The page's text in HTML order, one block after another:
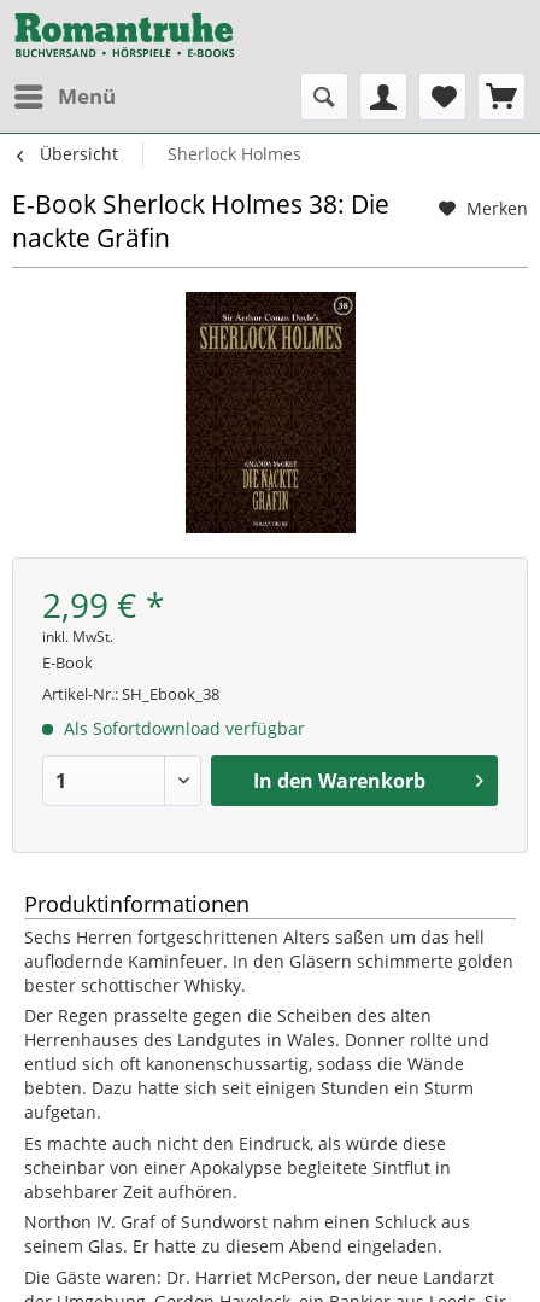
Menü
Übersicht Sherlock Holmes
Merken
E-Book Sherlock Holmes 38: Die
nackte Gräfin
2,99 € *
inkl. MwSt.
E-Book
Artikel-Nr.:SH_Ebook_38
Als Sofortdownload verfügbar
In den Warenkorb
Produktinformationen
Sechs Herren fortgeschrittenen Alters saßen um das hell
auflodernde Kaminfeuer. In den Gläsern schimmerte golden
bester schottischer Whisky.
Der Regen prasselte gegen die Scheiben des alten
Herrenhauses des Landgutes in Wales. Donner rollte und
entlud sich oft kanonenschussartig, sodass die Wände
bebten. Dazu hatte sich seit einigen Stunden ein Sturm
aufgetan.
Es machte auch nicht den Eindruck, als würde diese
scheinbar von einer Apokalypse begleitete Sintflut in
absehbarer Zeit aufhören.
Northon IV. Graf of Sundworst nahm einen Schluck aus
seinem Glas. Er hatte zu diesem Abend eingeladen.
Die Gäste waren: Dr. Harriet McPerson, der neue Landarzt